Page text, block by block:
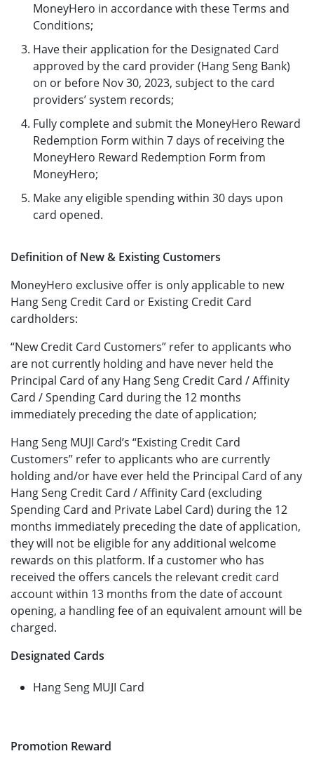
MoneyHero in accordance with these Terms and
Conditions;
Have their application for the Designated Card
approved by the card provider (Hang Seng Bank)
on or before Nov 30, 2023, subject to the card
providers’ system records;
Fully complete and submit the MoneyHero Reward
Redemption Form within 7 days of receiving the
MoneyHero Reward Redemption Form from
MoneyHero;
Make any eligible spending within 30 days upon
card opened.
Definition of New & Existing Customers
MoneyHero exclusive offer is only applicable to new
Hang Seng Credit Card or Existing Credit Card
cardholders:
“New Credit Card Customers” refer to applicants who
are not currently holding and have never held the
Principal Card of any Hang Seng Credit Card / Affinity
Card / Spending Card during the 12 months
immediately preceding the date of application;
Hang Seng MUJI Card’s “Existing Credit Card
Customers” refer to applicants who are currently
holding and/or have ever held the Principal Card of any
Hang Seng Credit Card / Affinity Card (excluding
Spending Card and Private Label Card) during the 12
months immediately preceding the date of application,
they will not be eligible for any additional welcome
rewards on this platform. If a customer who has
received the offers cancels the relevant credit card
account within 13 months from the date of account
opening, a handling fee of an equivalent amount will be
charged.
Designated Cards
Hang Seng MUJI Card
Promotion Reward